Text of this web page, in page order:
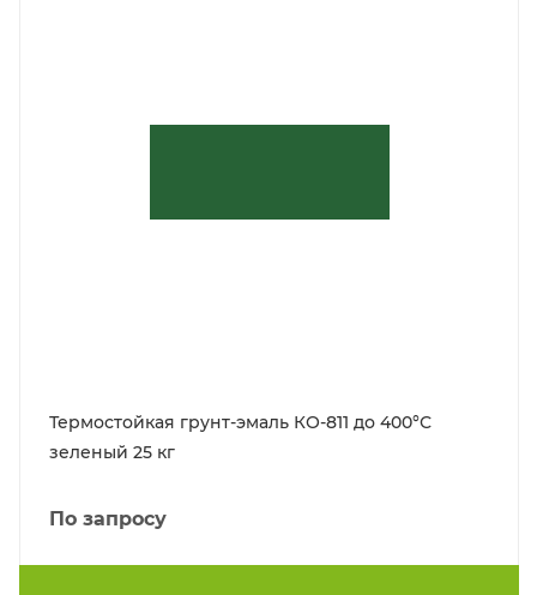
Термостойкая грунт-эмаль КО-811 до 400°С
зеленый 25 кг
По запросу